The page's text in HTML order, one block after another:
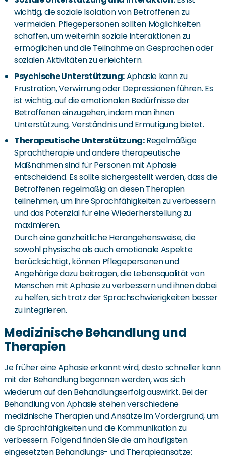
wichtig, die soziale Isolation von Betroffenen zu
vermeiden. Pflegepersonen sollten Möglichkeiten
schaffen, um weiterhin soziale Interaktionen zu
ermöglichen und die Teilnahme an Gesprächen oder
sozialen Aktivitäten zu erleichtern.
Psychische Unterstützung:Aphasie kann zu
Frustration, Verwirrung oder Depressionen führen. Es
ist wichtig, auf die emotionalen Bedürfnisse der
Betroffenen einzugehen, indem man ihnen
Unterstützung, Verständnis und Ermutigung bietet.
Therapeutische Unterstützung:Regelmäßige
Sprachtherapie und andere therapeutische
Maßnahmen sind für Personen mit Aphasie
entscheidend. Es sollte sichergestellt werden, dass die
Betroffenen regelmäßig an diesen Therapien
teilnehmen, um ihre Sprachfähigkeiten zu verbessern
und das Potenzial für eine Wiederherstellung zu
maximieren.
Durch eine ganzheitliche Herangehensweise, die
sowohl physische als auch emotionale Aspekte
berücksichtigt, können Pflegepersonen und
Angehörige dazu beitragen, die Lebensqualität von
Menschen mit Aphasie zu verbessern und ihnen dabei
zu helfen, sich trotz der Sprachschwierigkeiten besser
zu integrieren.
Medizinische Behandlung und
Therapien
Je früher eine Aphasie erkannt wird, desto schneller kann
mit der Behandlung begonnen werden, was sich
wiederum auf den Behandlungserfolg auswirkt. Bei der
Behandlung von Aphasie stehen verschiedene
medizinische Therapien und Ansätze im Vordergrund, um
die Sprachfähigkeiten und die Kommunikation zu
verbessern. Folgend finden Sie die am häufigsten
eingesetzten Behandlungs- und Therapieansätze: